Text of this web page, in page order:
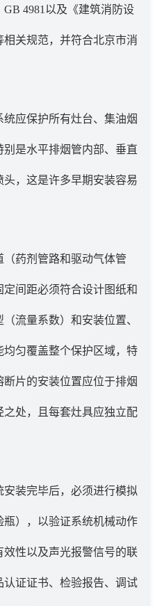
4981以及《建筑消防设
关规范，并符合北京市消
应保护所有灶台、集油烟
是水平排烟管内部、垂直
，这是许多早期安装容易
药剂管路和驱动气体管
间距必须符合设计图纸和
流量系数）和安装位置、
匀覆盖整个保护区域，特
片的安装位置应位于排烟
处，且每套灶具应独立配
装完毕后，必须进行模拟
），以验证系统机械动作
性以及声光报警信号的联
证证书、检验报告、调试